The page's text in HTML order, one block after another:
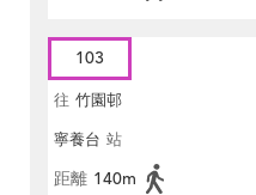
103
往 竹園邨
寧養台 站
距離 140m